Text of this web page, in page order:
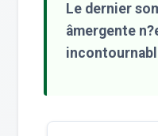
Le dernier
âmergente